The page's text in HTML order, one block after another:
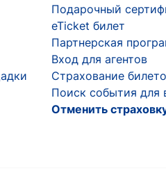
Подарочный
eTicket билет
Партнерская
Вход для агентов
Страхование
Поиск события для
Отменить